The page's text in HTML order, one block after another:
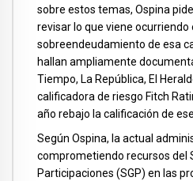
sobre estos temas, Ospina
revisar lo que viene ocurriendo
sobreendeudamiento de esa
hallan ampliamente
Tiempo, La República, El
calificadora de riesgo Fitch
año rebajo la calificación de
Según Ospina, la actual
comprometiendo recursos del
Participaciones (SGP) en las